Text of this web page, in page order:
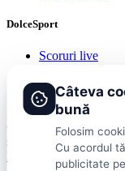
DolceSport
Scoruri live
Publicitate
Termeni și
© 2026 DolceSport.
și analize din toate
Fotbal intern Fotbal
Câteva
bună
Folosim
Cu acordul
publicitate